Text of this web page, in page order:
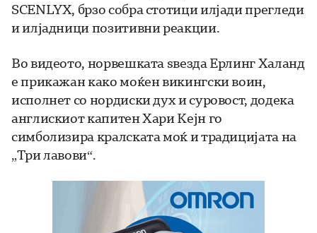
SCENLYX, брзо собра стотици илјади прегледи
и илјадници позитивни реакции.
Во видеото, норвешката ѕвезда Ерлинг Халанд
е прикажан како моќен викингски воин,
исполнет со нордиски дух и суровост, додека
англискиот капитен Хари Кејн го
симболизира кралската моќ и традицијата на
„Три лавови“.